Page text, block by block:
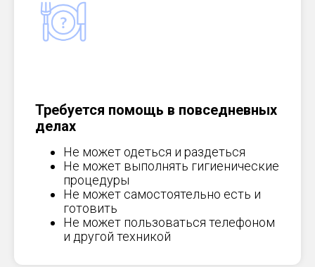
Требуется помощь в повседневных
делах
Не может одеться и раздеться
Не может выполнять гигиенические
процедуры
Не может самостоятельно есть и
готовить
Не может пользоваться телефоном
и другой техникой